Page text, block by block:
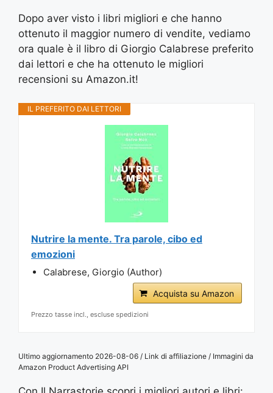
Dopo aver visto i libri migliori e che hanno
ottenuto il maggior numero di vendite, vediamo
ora quale è il libro di Giorgio Calabrese preferito
dai lettori e che ha ottenuto le migliori
recensioni su Amazon.it!
IL PREFERITO DAI LETTORI
Nutrire la mente. Tra parole, cibo ed
emozioni
Calabrese, Giorgio (Author)
Acquista su Amazon
Prezzo tasse incl., escluse spedizioni
Ultimo aggiornamento 2026-08-06 / Link di affiliazione / Immagini da
Amazon Product Advertising API